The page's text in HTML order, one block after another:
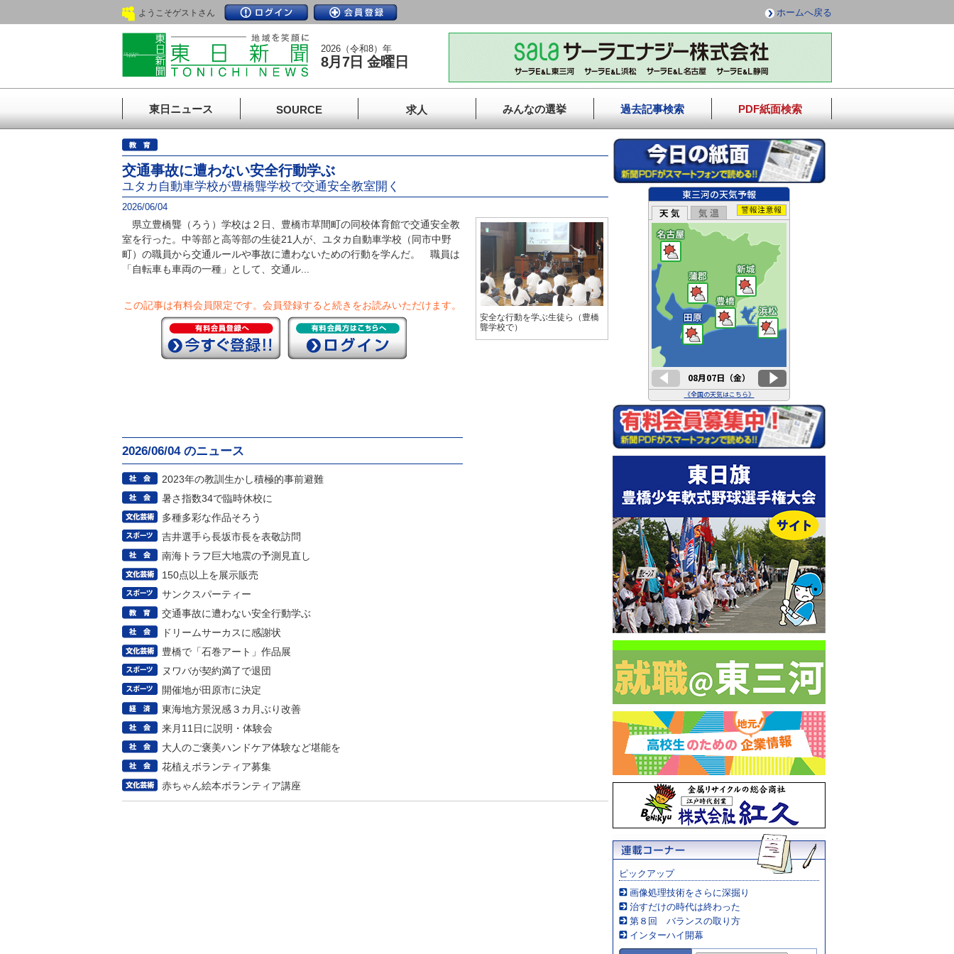
ようこそゲストさん ホームへ戻る
2026（令和8）年
8月7日 金曜日
東日ニュース SOURCE 求人 みんなの選挙 過去記事検索 PDF紙面検索
交通事故に遭わない安全行動学ぶ
ユタカ自動車学校が豊橋聾学校で交通安全教室開く
2026/06/04
県立豊橋聾（ろう）学校は２日、豊橋市草間町の同校体育館で交通安全教
室を行った。中等部と高等部の生徒21人が、ユタカ自動車学校（同市中野
町）の職員から交通ルールや事故に遭わないための行動を学んだ。 職員は
「自転車も車両の一種」として、交通ル...
この記事は有料会員限定です。 会員登録すると続きをお読みいただけます。
2026/06/04 のニュース
2023年の教訓生かし積極的事前避難
暑さ指数34で臨時休校に
多種多彩な作品そろう
吉井選手ら長坂市長を表敬訪問
南海トラフ巨大地震の予測見直し
150点以上を展示販売
サンクスパーティー
交通事故に遭わない安全行動学ぶ
ドリームサーカスに感謝状
豊橋で「石巻アート」作品展
ヌワバが契約満了で退団
開催地が田原市に決定
東海地方景況感３カ月ぶり改善
来月11日に説明・体験会
大人のご褒美ハンドケア体験など堪能を
花植えボランティア募集
赤ちゃん絵本ボランティア講座
安全な行動を学ぶ生徒ら（豊橋
聾学校で）
ピックアップ
画像処理技術をさらに深掘り
治すだけの時代は終わった
第８回 バランスの取り方
インターハイ開幕